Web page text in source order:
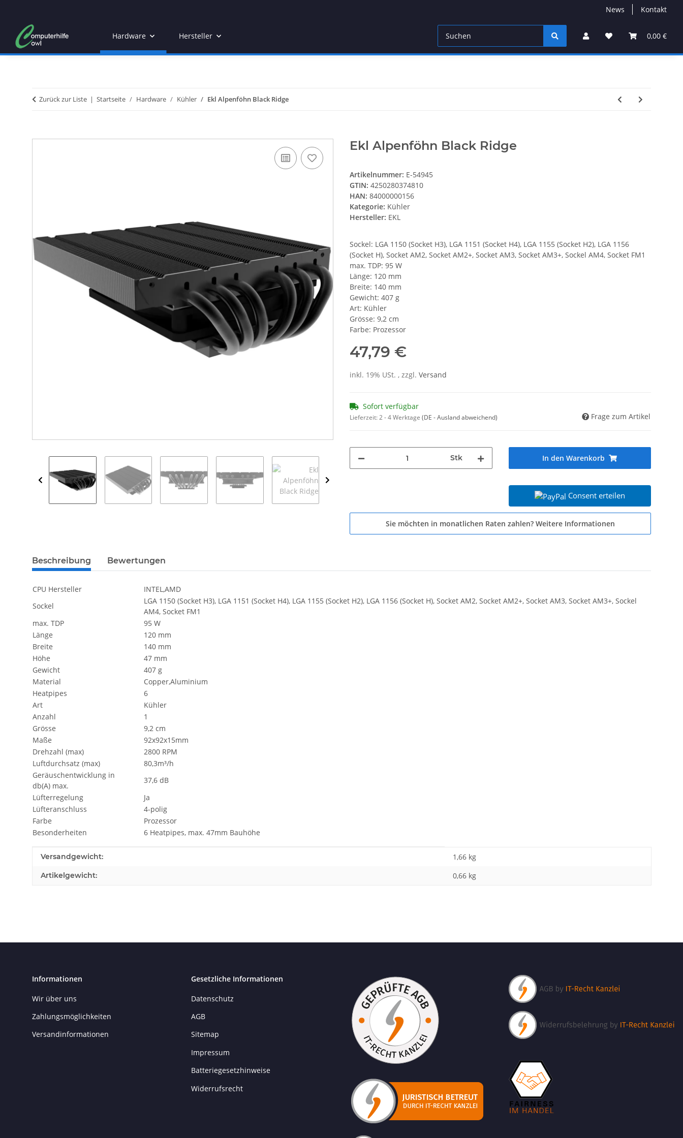
News Kontakt
0,00 €
Hardware Hersteller
Zurück zur Liste Startseite Hardware Kühler Ekl Alpenföhn Black Ridge
Ekl Alpenföhn Black Ridge
Artikelnummer: E-54945
GTIN: 4250280374810
HAN: 84000000156
Kategorie: Kühler
Hersteller: EKL
Sockel: LGA 1150 (Socket H3), LGA 1151 (Socket H4), LGA 1155 (Socket H2), LGA 1156
(Socket H), Socket AM2, Socket AM2+, Socket AM3, Socket AM3+, Sockel AM4, Socket FM1
max. TDP: 95 W
Länge: 120 mm
Breite: 140 mm
Gewicht: 407 g
Art: Kühler
Grösse: 9,2 cm
Farbe: Prozessor
47,79 €
inkl. 19% USt. , zzgl. Versand
Sofort verfügbar
Lieferzeit:2 - 4 Werktage (DE - Ausland abweichend) Frage zum Artikel
Stk In den Warenkorb
Consent erteilen
Sie möchten in monatlichen Raten zahlen? Weitere Informationen
weitere Registerkarten anzeigen
Beschreibung Bewertungen
CPU Hersteller
INTEL,AMD
Sockel
LGA 1150 (Socket H3), LGA 1151 (Socket H4), LGA 1155 (Socket H2), LGA 1156 (Socket H), Socket AM2, Socket AM2+, Socket AM3, Socket AM3+, Sockel
AM4, Socket FM1
max. TDP
95 W
Länge
120 mm
Breite
140 mm
Höhe
47 mm
Gewicht
407 g
Material
Copper,Aluminium
Heatpipes
6
Art
Kühler
Anzahl
1
Grösse
9,2 cm
Maße
92x92x15mm
Drehzahl (max)
2800 RPM
Luftdurchsatz (max)
80,3m³/h
Geräuschentwicklung in
db(A) max.
37,6 dB
Lüfterregelung
Ja
Lüfteranschluss
4-polig
Farbe
Prozessor
Besonderheiten
6 Heatpipes, max. 47mm Bauhöhe
Produkteigenschaft
Wert
Versandgewicht: 1,66 kg
Artikelgewicht: 0,66 kg
Informationen
Wir über uns
Zahlungsmöglichkeiten
Versandinformationen
Gesetzliche Informationen
Datenschutz
AGB
Sitemap
Impressum
Batteriegesetzhinweise
Widerrufsrecht